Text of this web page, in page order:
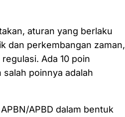
aturan yang berlaku
dan perkembangan zaman,
Ada 10 poin
poinnya adalah
APBD dalam bentuk